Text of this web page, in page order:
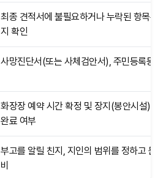
최종 견적서에 불필요하거나 누락된 항목은
지 확인
사망진단서(또는 사체검안서), 주민등록등
화장장 예약 시간 확정 및 장지(봉안시설)
완료 여부
부고를 알릴 친지, 지인의 범위를 정하고 문
비